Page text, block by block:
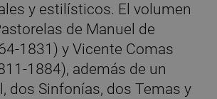
y estilísticos. El volumen
de Manuel de
1831) y Vicente Comas
1884), además de un
dos Sinfonías, dos Temas y